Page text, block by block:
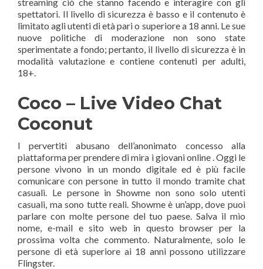
spettatori. Il livello di sicurezza è basso e il contenuto è
limitato agli utenti di età pari o superiore a 18 anni. Le sue
nuove politiche di moderazione non sono state
sperimentate a fondo; pertanto, il livello di sicurezza è in
modalità valutazione e contiene contenuti per adulti,
18+.
Coco – Live Video Chat
Coconut
I pervertiti abusano dell’anonimato concesso alla
piattaforma per prendere di mira i giovani online . Oggi le
persone vivono in un mondo digitale ed è più facile
comunicare con persone in tutto il mondo tramite chat
casuali. Le persone in Showme non sono solo utenti
casuali, ma sono tutte reali. Showme è un’app, dove puoi
parlare con molte persone del tuo paese. Salva il mio
nome, e-mail e sito web in questo browser per la
prossima volta che commento. Naturalmente, solo le
persone di età superiore ai 18 anni possono utilizzare
Flingster.